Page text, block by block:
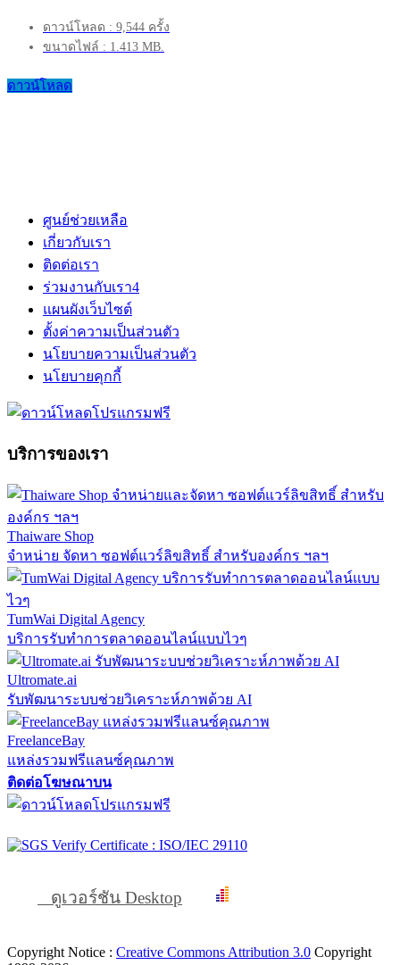
ดาวน์โหลด : 9,544 ครั้ง
ขนาดไฟล์ : 1.413 MB.
ดาวน์โหลด
ศูนย์ช่วยเหลือ
เกี่ยวกับเรา
ติดต่อเรา
ร่วมงานกับเรา4
แผนผังเว็บไซต์
ตั้งค่าความเป็นส่วนตัว
นโยบายความเป็นส่วนตัว
นโยบายคุกกี้
บริการของเรา
Thaiware Shop
จำหน่าย จัดหา ซอฟต์แวร์ลิขสิทธิ์ สำหรับองค์กร ฯลฯ
TumWai Digital Agency
บริการรับทำการตลาดออนไลน์แบบไวๆ
Ultromate.ai
รับพัฒนาระบบช่วยวิเคราะห์ภาพด้วย AI
FreelanceBay
แหล่งรวมฟรีแลนซ์คุณภาพ
ติดต่อโฆษณาบน
ดูเวอร์ชัน Desktop
Copyright Notice : Creative Commons Attribution 3.0 Copyright